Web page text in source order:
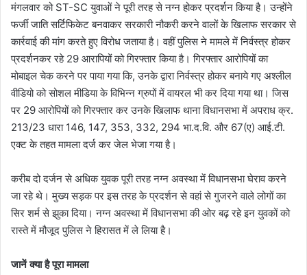
मंगलवार को ST-SC युवाओं ने पूरी तरह से नग्न होकर प्रदर्शन किया है। उन्होंने
फर्जी जाति सर्टिफिकेट बनवाकर सरकारी नौकरी करने वालों के खिलाफ सरकार से
कार्रवाई की मांग करते हुए विरोध जताया है। वहीं पुलिस ने मामले में निर्वस्त्र होकर
प्रदर्शनकर रहे 29 आरापियों को गिरफ्तार किया है। गिरफ्तार आरोपियों का
मोबाइल चेक करने पर पाया गया कि, उनके द्वारा निर्वस्त्र होकर बनाये गए अश्लील
वीडियो को सोशल मीडिया के विभिन्न ग्रुपों में वायरल भी कर दिया गया था। जिस
पर 29 आरोपियों को गिरफ्तार कर उनके खिलाफ थाना विधानसभा में अपराध क्र.
213/23 धारा 146, 147, 353, 332, 294 भा.द.वि. और 67(ए) आई.टी.
एक्ट के तहत मामला दर्ज कर जेल भेजा गया है।
करीब दो दर्जन से अधिक युवक पूरी तरह नग्‍न अवस्‍था में विधानसभा घेराव करने
जा रहे थे। मुख्‍य सड़क पर इस तरह के प्रदर्शन से वहां से गुजरने वाले लोगों का
सिर शर्म से झुका दिया। नग्‍न अवस्‍था में विधानसभा की ओर बढ़ रहे इन युवकों को
रास्‍ते में मौजूद पुलिस ने हिरासत में ले लिया है।
जानें क्या है पूरा मामला